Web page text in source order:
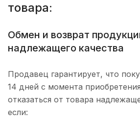
товара:
Обмен и возврат
надлежащего качества
Продавец гарантирует, что
14 дней с момента
отказаться от товара
если: